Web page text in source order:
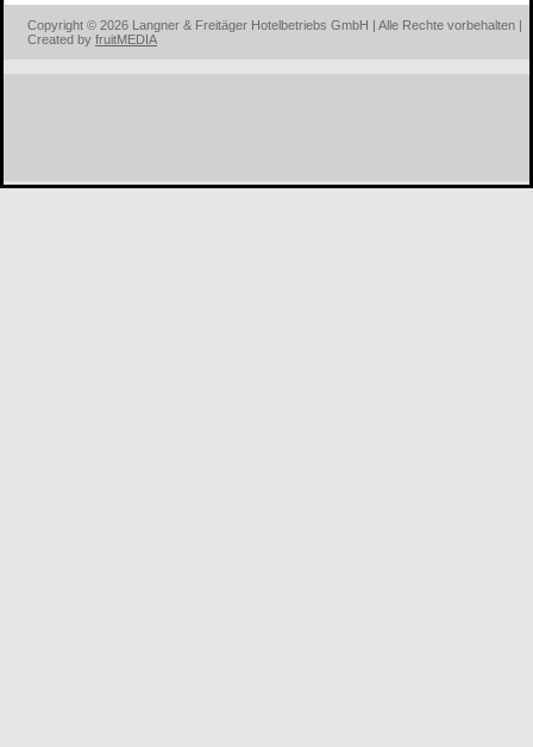
Copyright © 2026 Langner & Freitäger Hotelbetriebs GmbH | Alle Rechte vorbehalten |
Created by fruitMEDIA